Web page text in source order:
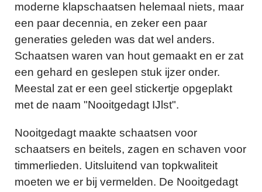
moderne klapschaatsen helemaal niets, maar
een paar decennia, en zeker een paar
generaties geleden was dat wel anders.
Schaatsen waren van hout gemaakt en er zat
een gehard en geslepen stuk ijzer onder.
Meestal zat er een geel stickertje opgeplakt
met de naam "Nooitgedagt IJlst".
Nooitgedagt maakte schaatsen voor
schaatsers en beitels, zagen en schaven voor
timmerlieden. Uitsluitend van topkwaliteit
moeten we er bij vermelden. De Nooitgedagt